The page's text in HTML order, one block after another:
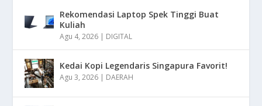
Rekomendasi Laptop Spek Tinggi Buat
Kuliah
Agu 4, 2026 | DIGITAL
Kedai Kopi Legendaris Singapura Favorit!
Agu 3, 2026 | DAERAH